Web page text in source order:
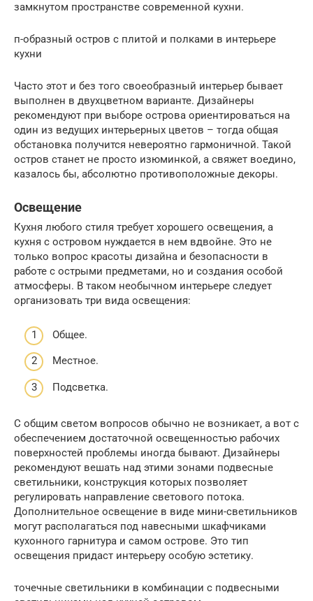
замкнутом пространстве современной кухни.
п-образный остров с плитой и полками в интерьере
кухни
Часто этот и без того своеобразный интерьер бывает
выполнен в двухцветном варианте. Дизайнеры
рекомендуют при выборе острова ориентироваться на
один из ведущих интерьерных цветов – тогда общая
обстановка получится невероятно гармоничной. Такой
остров станет не просто изюминкой, а свяжет воедино,
казалось бы, абсолютно противоположные декоры.
Освещение
Кухня любого стиля требует хорошего освещения, а
кухня с островом нуждается в нем вдвойне. Это не
только вопрос красоты дизайна и безопасности в
работе с острыми предметами, но и создания особой
атмосферы. В таком необычном интерьере следует
организовать три вида освещения:
Общее.
Местное.
Подсветка.
С общим светом вопросов обычно не возникает, а вот с
обеспечением достаточной освещенностью рабочих
поверхностей проблемы иногда бывают. Дизайнеры
рекомендуют вешать над этими зонами подвесные
светильники, конструкция которых позволяет
регулировать направление светового потока.
Дополнительное освещение в виде мини-светильников
могут располагаться под навесными шкафчиками
кухонного гарнитура и самом острове. Это тип
освещения придаст интерьеру особую эстетику.
точечные светильники в комбинации с подвесными